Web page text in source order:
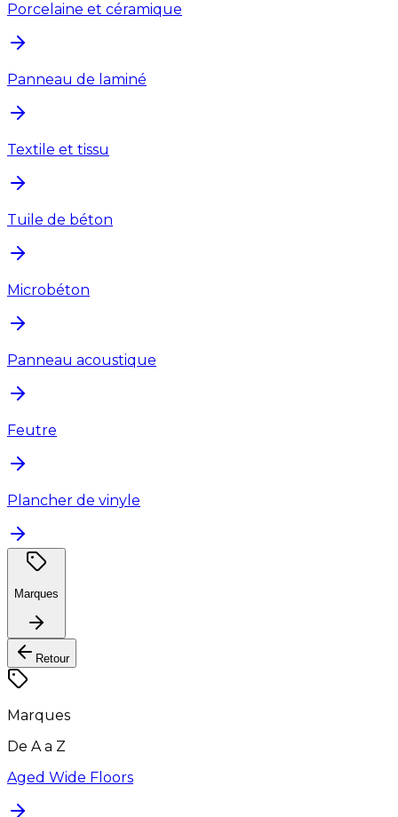
Porcelaine et céramique
Panneau de laminé
Textile et tissu
Tuile de béton
Microbéton
Panneau acoustique
Feutre
Plancher de vinyle
Marques
Retour
Marques
De A a Z
Aged Wide Floors